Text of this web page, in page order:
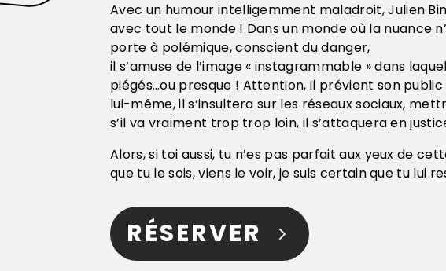
Avec un humour intelligemment maladroit, Julien
avec tout le monde ! Dans un monde où la nuance
porte à polémique, conscient du danger,
il s’amuse de l’image « instagrammable » dans
piégés…ou presque ! Attention, il prévient son public
lui-même, il s’insultera sur les réseaux sociaux,
s’il va vraiment trop trop loin, il s’attaquera en
Alors, si toi aussi, tu n’es pas parfait aux yeux de
que tu le sois, viens le voir, je suis certain que tu lui
RÉSERVER